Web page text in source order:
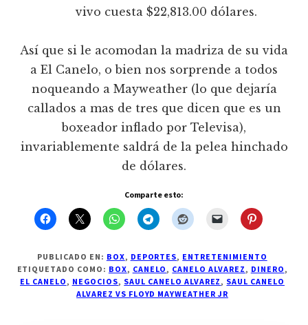
vivo cuesta $22,813.00 dólares.
Así que si le acomodan la madriza de su vida
a El Canelo, o bien nos sorprende a todos
noqueando a Mayweather (lo que dejaría
callados a mas de tres que dicen que es un
boxeador inflado por Televisa),
invariablemente saldrá de la pelea hinchado
de dólares.
Comparte esto:
PUBLICADO EN: BOX, DEPORTES, ENTRETENIMIENTO
ETIQUETADO COMO: BOX, CANELO , CANELO ALVAREZ , DINERO ,
EL CANELO , NEGOCIOS, SAUL CANELO ALVAREZ , SAUL CANELO
ALVAREZ VS FLOYD MAYWEATHER JR